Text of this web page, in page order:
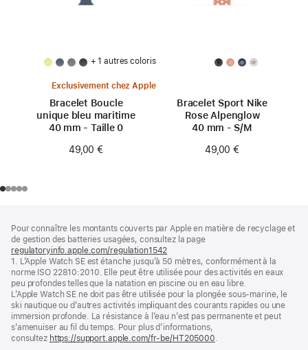
+ 1 autres coloris
Exclusivement chez Apple
Bracelet Boucle
unique bleu maritime
40 mm - Taille 0
49,00 €
Bracelet Sport Nike
Rose Alpenglow
40 mm - S/M
49,00 €
de
page
de
bas
de
page
Pour connaître les montants couverts par Apple en matière de recyclage et
de gestion des batteries usagées, consultez la page
regulatoryinfo.apple.com/regulation1542
dans
une
nouvelle
fenêtre)
1. L’Apple Watch SE est étanche jusqu’à 50 mètres, conformément à la
norme ISO 22810:2010. Elle peut être utilisée pour des activités en eaux
peu profondes telles que la natation en piscine ou en eau libre.
L’Apple Watch SE ne doit pas être utilisée pour la plongée sous‑marine, le
ski nautique ou d’autres activités impliquant des courants rapides ou une
immersion profonde. La résistance à l’eau n’est pas permanente et peut
s’amenuiser au fil du temps. Pour plus d’informations,
consultez https://support.apple.com/fr-be/HT205000.